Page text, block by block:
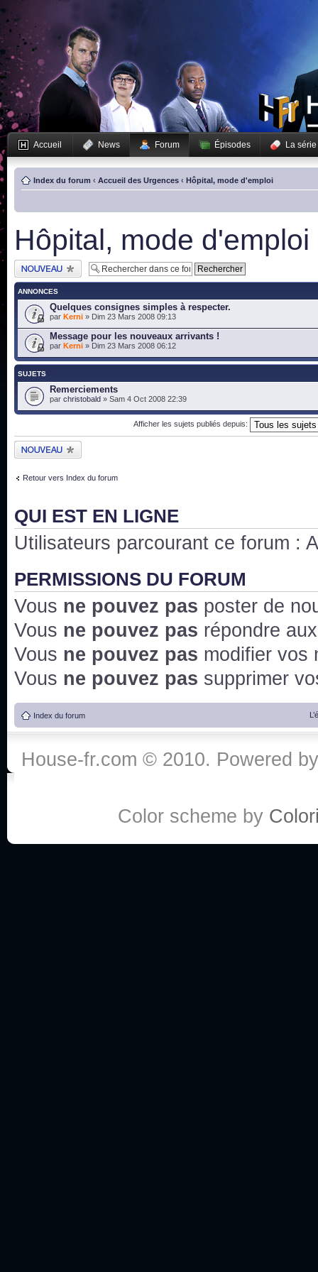
Accueil News Forum Épisodes La série
Index du forum ‹ Accueil des Urgences ‹ Hôpital, mode d'emploi
Hôpital, mode d'emploi
Publier un nouveau
sujet
ANNONCES
Quelques consignes simples à respecter.
par Kerni » Dim 23 Mars 2008 09:13
Message pour les nouveaux arrivants !
par Kerni » Dim 23 Mars 2008 06:12
SUJETS
Remerciements
par christobald » Sam 4 Oct 2008 22:39
Afficher les sujets publiés depuis:
Publier un nouveau
sujet
Retour vers Index du forum
QUI EST EN LIGNE
Utilisateurs parcourant ce forum :
PERMISSIONS DU FORUM
Vous ne pouvez pas poster de
Vous ne pouvez pas répondre
Vous ne pouvez pas modifier vos
Vous ne pouvez pas supprimer
Index du forum
House-fr.com © 2010. Powered
Color scheme by